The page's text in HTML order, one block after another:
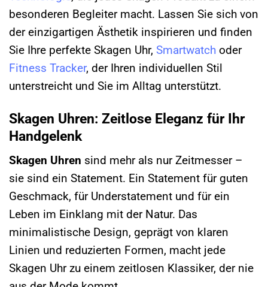
besonderen Begleiter macht. Lassen Sie sich von
der einzigartigen Ästhetik inspirieren und finden
Sie Ihre perfekte Skagen Uhr, Smartwatch oder
Fitness Tracker, der Ihren individuellen Stil
unterstreicht und Sie im Alltag unterstützt.
Skagen Uhren: Zeitlose Eleganz für Ihr
Handgelenk
Skagen Uhren sind mehr als nur Zeitmesser –
sie sind ein Statement. Ein Statement für guten
Geschmack, für Understatement und für ein
Leben im Einklang mit der Natur. Das
minimalistische Design, geprägt von klaren
Linien und reduzierten Formen, macht jede
Skagen Uhr zu einem zeitlosen Klassiker, der nie